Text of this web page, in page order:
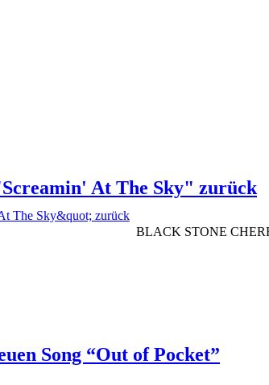
At The Sky" zurück
BLACK STONE
Song “Out of Pocket”